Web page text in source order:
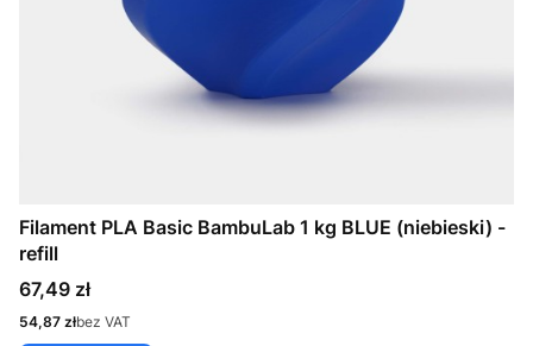
Filament PLA Basic BambuLab 1 kg BLUE (niebieski) -
refill
Cena
67,49 zł
Cena
54,87 złbez VAT